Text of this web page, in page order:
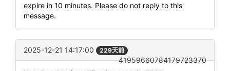
expire in 10 minutes. Please do not reply to this
message.
2025-12-21 14:17:00 229天前
41959660784179723370